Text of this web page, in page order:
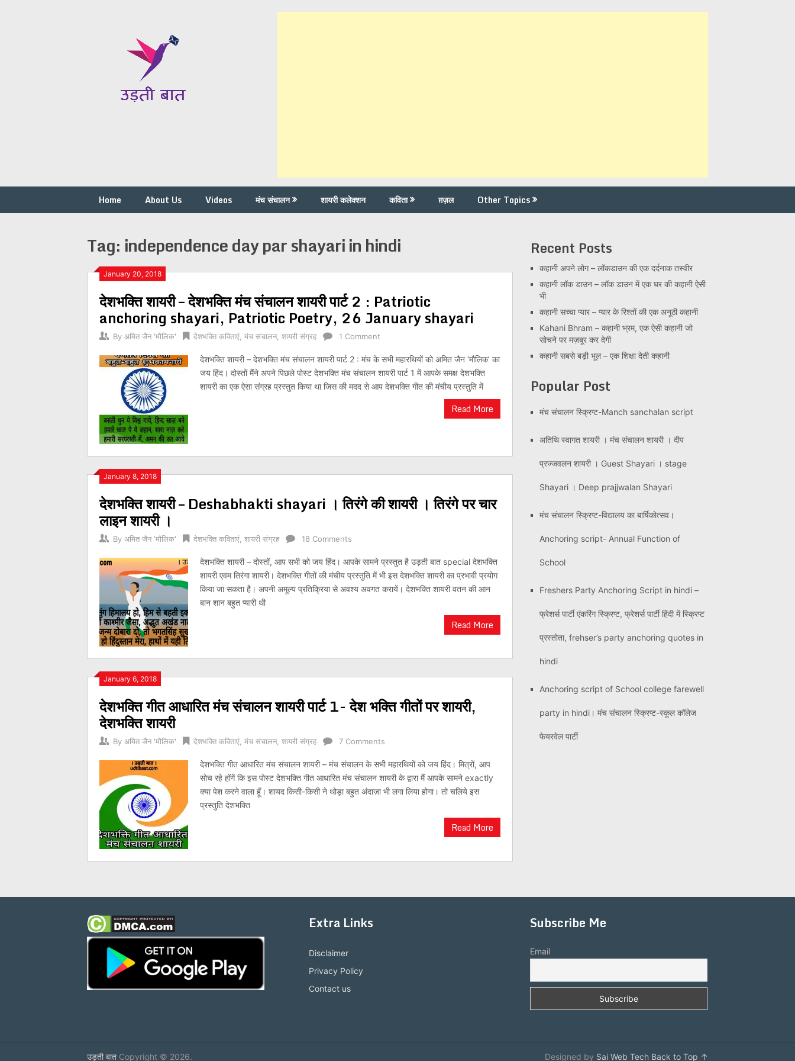
Home About Us Videos मंच संचालन शायरी कलेक्शन कविता ग़ज़ल Other Topics
Tag: independence day par shayari in hindi
January 20, 2018
देशभक्ति शायरी – देशभक्ति मंच संचालन शायरी पार्ट 2 : Patriotic
anchoring shayari, Patriotic Poetry, 26 January shayari
By अमित जैन 'मौलिक' देशभक्ति कविताएं मंच संचालन, शायरी संग्रह 1 Comment
देशभक्ति शायरी – देशभक्ति मंच संचालन शायरी पार्ट 2 : मंच के सभी महारथियों को अमित जैन ‘मौलिक’ का
जय हिंद। दोस्तों मैंने अपने पिछले पोस्ट देशभक्ति मंच संचालन शायरी पार्ट 1 में आपके समक्ष देशभक्ति
शायरी का एक ऐसा संग्रह प्रस्तुत किया था जिस की मदद से आप देशभक्ति गीत की मंचीय प्रस्तुति में
Read More
January 8, 2018
देशभक्ति शायरी – Deshabhakti shayari । तिरंगे की शायरी । तिरंगे पर चार
लाइन शायरी ।
By अमित जैन 'मौलिक' देशभक्ति कविताएं शायरी संग्रह 18 Comments
देशभक्ति शायरी – दोस्तों, आप सभी को जय हिंद। आपके सामने प्रस्तुत है उड़ती बात special देशभक्ति
शायरी एवम तिरंगा शायरी। देशभक्ति गीतों की मंचीय प्रस्तुति में भी इस देशभक्ति शायरी का प्रभावी प्रयोग
किया जा सकता है। अपनी अमूल्य प्रतिक्रिया से अवश्य अवगत करायें। देशभक्ति शायरी वतन की आन
बान शान बहुत प्यारी थी
Read More
January 6, 2018
देशभक्ति गीत आधारित मंच संचालन शायरी पार्ट 1- देश भक्ति गीतों पर शायरी,
देशभक्ति शायरी
By अमित जैन 'मौलिक' देशभक्ति कविताएं मंच संचालन, शायरी संग्रह 7 Comments
देशभक्ति गीत आधारित मंच संचालन शायरी – मंच संचालन के सभी महारथियों को जय हिंद। मित्रों, आप
सोच रहे होंगें कि इस पोस्ट देशभक्ति गीत आधारित मंच संचालन शायरी के द्वारा मैं आपके सामने exactly
क्या पेश करने वाला हूँ। शायद किसी-किसी ने थोड़ा बहुत अंदाज़ा भी लगा लिया होगा। तो चलिये इस
प्रस्तुति देशभक्ति
Read More
Posts
navigation
Recent Posts
कहानी अपने लोग – लॉकडाउन की एक दर्दनाक तस्वीर
कहानी लॉक डाउन – लॉक डाउन में एक घर की कहानी ऐसी
भी
कहानी सच्चा प्यार – प्यार के रिश्तों की एक अनूठी कहानी
Kahani Bhram – कहानी भ्रम, एक ऐसी कहानी जो
सोचने पर मज़बूर कर देगी
कहानी सबसे बड़ी भूल – एक शिक्षा देती कहानी
Popular Post
मंच संचालन स्क्रिप्ट-Manch sanchalan script
अतिथि स्वागत शायरी । मंच संचालन शायरी । दीप
प्रज्जवलन शायरी । Guest Shayari । stage
Shayari । Deep prajjwalan Shayari
मंच संचालन स्क्रिप्ट-विद्यालय का बार्षिकोत्सव।
Anchoring script- Annual Function of
School
Freshers Party Anchoring Script in hindi –
फ्रेशर्स पार्टी एंकरिंग स्क्रिप्ट, फ्रेशर्स पार्टी हिंदी में स्क्रिप्ट
प्रस्तोता, frehser’s party anchoring quotes in
hindi
Anchoring script of School college farewell
party in hindi। मंच संचालन स्क्रिप्ट-स्कूल कॉलेज
फेयरवेल पार्टी
Extra Links
Disclaimer
Privacy Policy
Contact us
Subscribe Me
Email
उड़ती बात Copyright © 2026. Designed by Sai Web Tech Back to Top ↑